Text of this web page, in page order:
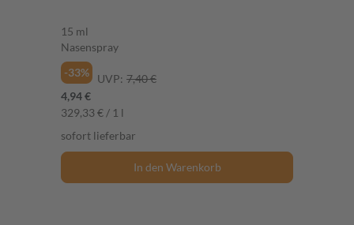
15 ml
Nasenspray
-33%
UVP: 7,40 €
4,94 €
329,33 € / 1 l
sofort lieferbar
In den Warenkorb